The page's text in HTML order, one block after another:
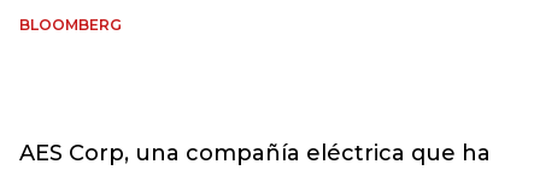
BLOOMBERG
AES Corp, una compañía eléctrica que ha